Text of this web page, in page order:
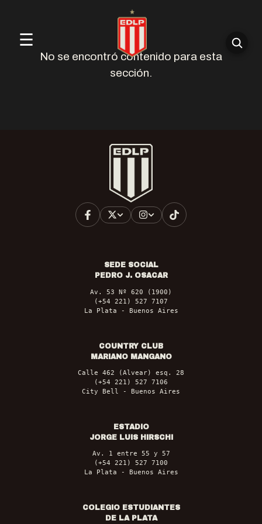
☰
No se encontró contenido para esta
sección.
SEDE SOCIAL
PEDRO J. OSACAR
Av. 53 Nº 620 (1900)
(+54 221) 527 7107
La Plata - Buenos Aires
COUNTRY CLUB
MARIANO MANGANO
Calle 462 (Alvear) esq. 28
(+54 221) 527 7106
City Bell - Buenos Aires
ESTADIO
JORGE LUIS HIRSCHI
Av. 1 entre 55 y 57
(+54 221) 527 7100
La Plata - Buenos Aires
COLEGIO ESTUDIANTES
DE LA PLATA